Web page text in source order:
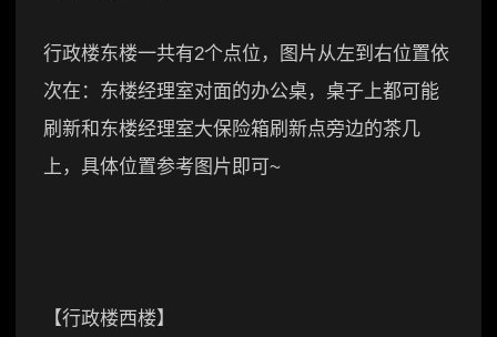
行政楼东楼一共有2个点位，图片从左到右位置依
次在：东楼经理室对面的办公桌，桌子上都可能
刷新和东楼经理室大保险箱刷新点旁边的茶几
上，具体位置参考图片即可~
【行政楼西楼】